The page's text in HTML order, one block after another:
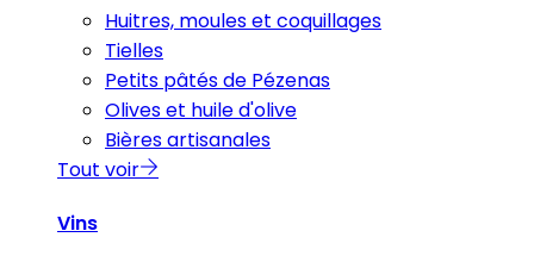
Huitres, moules et coquillages
Tielles
Petits pâtés de Pézenas
Olives et huile d'olive
Bières artisanales
Tout voir
Vins